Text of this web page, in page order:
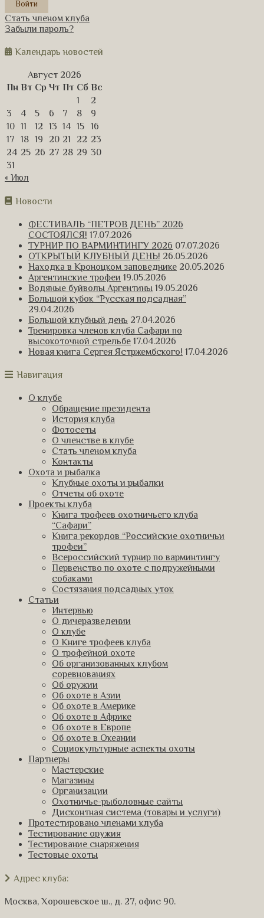
Стать членом клуба
Забыли пароль?
Календарь новостей
Август 2026
Пн Вт Ср Чт Пт Сб Вс
1
2
3
4 5 6 7 8
9
10 11 12 13 14 15
16
17
18 19 20 21 22 23
24 25 26 27 28 29 30
31
« Июл
Новости
ФЕСТИВАЛЬ “ПЕТРОВ ДЕНЬ” 2026
СОСТОЯЛСЯ! 17.07.2026
ТУРНИР ПО ВАРМИНТИНГУ 2026 07.07.2026
ОТКРЫТЫЙ КЛУБНЫЙ ДЕНЬ! 26.05.2026
Находка в Кроноцком заповеднике 20.05.2026
Аргентинские трофеи 19.05.2026
Водяные буйволы Аргентины 19.05.2026
Большой кубок “Русская подсадная”
29.04.2026
Большой клубный день 27.04.2026
Тренировка членов клуба Сафари по
высокоточной стрельбе 17.04.2026
Новая книга Сергея Ястржембского! 17.04.2026
Навигация
О клубе
Обращение президента
История клуба
Фотосеты
О членстве в клубе
Стать членом клуба
Контакты
Охота и рыбалка
Клубные охоты и рыбалки
Отчеты об охоте
Проекты клуба
Книга трофеев охотничьего клуба
“Сафари”
Книга рекордов “Российские охотничьи
трофеи”
Всероссийский турнир по варминтингу
Первенство по охоте с подружейными
собаками
Состязания подсадных уток
Статьи
Интервью
О дичеразведении
О клубе
О Книге трофеев клуба
О трофейной охоте
Об организованных клубом
соревнованиях
Об оружии
Об охоте в Азии
Об охоте в Америке
Об охоте в Африке
Об охоте в Европе
Об охоте в Океании
Социокультурные аспекты охоты
Партнеры
Мастерские
Магазины
Организации
Охотничье-рыболовные сайты
Дисконтная система (товары и услуги)
Протестировано членами клуба
Тестирование оружия
Тестирование снаряжения
Тестовые охоты
Адрес клуба:
Москва, Хорошевское ш., д. 27, офис 90.